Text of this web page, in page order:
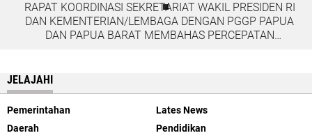
RAPAT KOORDINASI SEKRETARIAT WAKIL PRESIDEN RI
DAN KEMENTERIAN/LEMBAGA DENGAN PGGP PAPUA
DAN PAPUA BARAT MEMBAHAS PERCEPATAN
JELAJAHI
Pemerintahan
Lates News
Daerah
Pendidikan